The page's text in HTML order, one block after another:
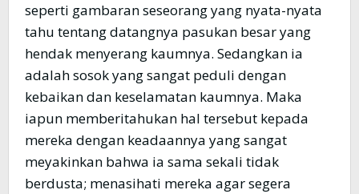
seperti gambaran seseorang yang nyata-nyata
tahu tentang datangnya pasukan besar yang
hendak menyerang kaumnya. Sedangkan ia
adalah sosok yang sangat peduli dengan
kebaikan dan keselamatan kaumnya. Maka
iapun memberitahukan hal tersebut kepada
mereka dengan keadaannya yang sangat
meyakinkan bahwa ia sama sekali tidak
berdusta; menasihati mereka agar segera